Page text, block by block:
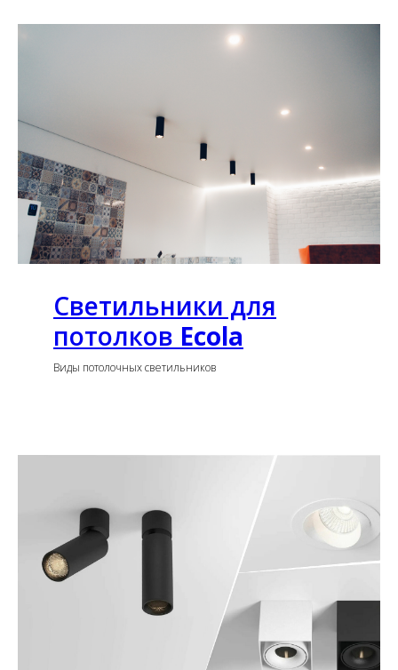
Светильники для
потолков Ecola
Виды потолочных светильников